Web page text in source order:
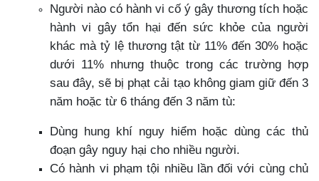
Người nào có hành vi cố ý gây thương tích hoặc
hành vi gây tổn hại đến sức khỏe của người
khác mà tỷ lệ thương tật từ 11% đến 30% hoặc
dưới 11% nhưng thuộc trong các trường hợp
sau đây, sẽ bị phạt cải tạo không giam giữ đến 3
năm hoặc từ 6 tháng đến 3 năm tù:
Dùng hung khí nguy hiểm hoặc dùng các thủ
đoạn gây nguy hại cho nhiều người.
Có hành vi phạm tội nhiều lần đối với cùng chủ